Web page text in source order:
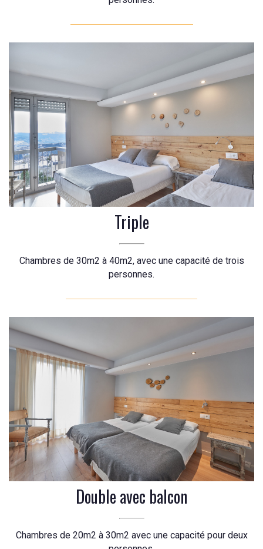
Triple
Chambres de 30m2 à 40m2, avec une capacité de trois
personnes.
Double avec balcon
Chambres de 20m2 à 30m2 avec une capacité pour deux